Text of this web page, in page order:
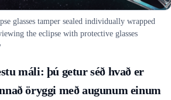
glasses tamper sealed individually wrapped
the eclipse with protective glasses
máli: þú getur séð hvað er
öryggi með augunum einum